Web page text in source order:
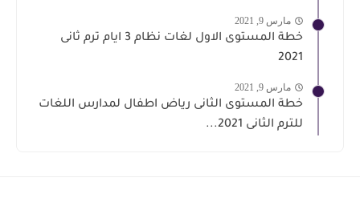
مارس 9, 2021
خطة المستوى الاول لغات نظام 3 ايام ترم ثانى
2021
مارس 9, 2021
خطة المستوى الثانى رياض اطفال لمدارس اللغات
للترم الثانى 2021...